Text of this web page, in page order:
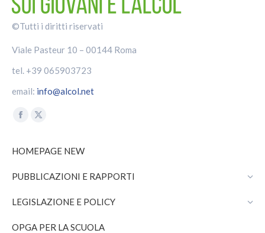
©Tutti i diritti riservati
Viale Pasteur 10 – 00144 Roma
tel. +39 065903723
email: info@alcol.net
Find us on:
Facebook
opens
new
window
X
opens
new
window
HOMEPAGE NEW
PUBBLICAZIONI E RAPPORTI
LEGISLAZIONE E POLICY
OPGA PER LA SCUOLA